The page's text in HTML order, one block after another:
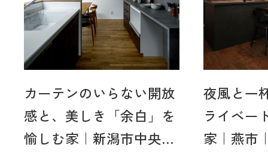
カーテンのいらない開放
感と、美しき「余白」を
愉しむ家｜新潟市中央...
夜風と一
ライベー
家｜燕市